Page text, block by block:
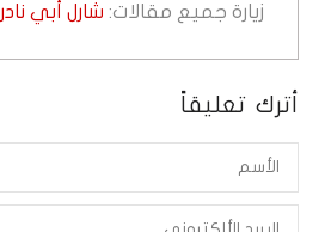
زيارة جميع مقالات: شارل أبي نادر
أترك تعليقاً